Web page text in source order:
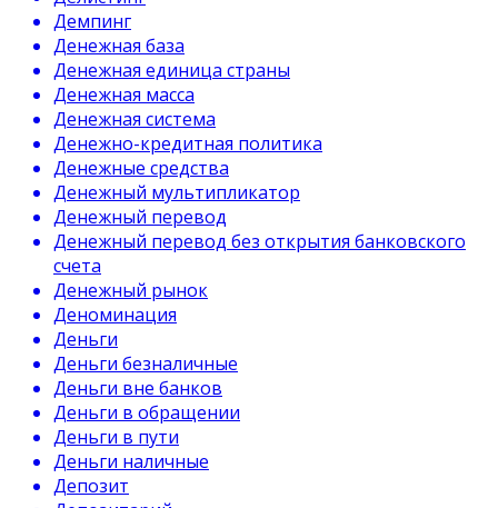
Демпинг
Денежная база
Денежная единица страны
Денежная масса
Денежная система
Денежно-кредитная политика
Денежные средства
Денежный мультипликатор
Денежный перевод
Денежный перевод без открытия банковского
счета
Денежный рынок
Деноминация
Деньги
Деньги безналичные
Деньги вне банков
Деньги в обращении
Деньги в пути
Деньги наличные
Депозит